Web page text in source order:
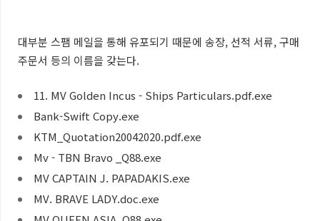
대부분 스팸 메일을 통해 유포되기 때문에 송장,선적 서류,구매
주문서 등의 이름을 갖는다.
11. MV Golden Incus - Ships Particulars.pdf.exe
Bank-Swift Copy.exe
KTM_Quotation20042020.pdf.exe
Mv - TBN Bravo _Q88.exe
MV CAPTAIN J. PAPADAKIS.exe
MV. BRAVE LADY.doc.exe